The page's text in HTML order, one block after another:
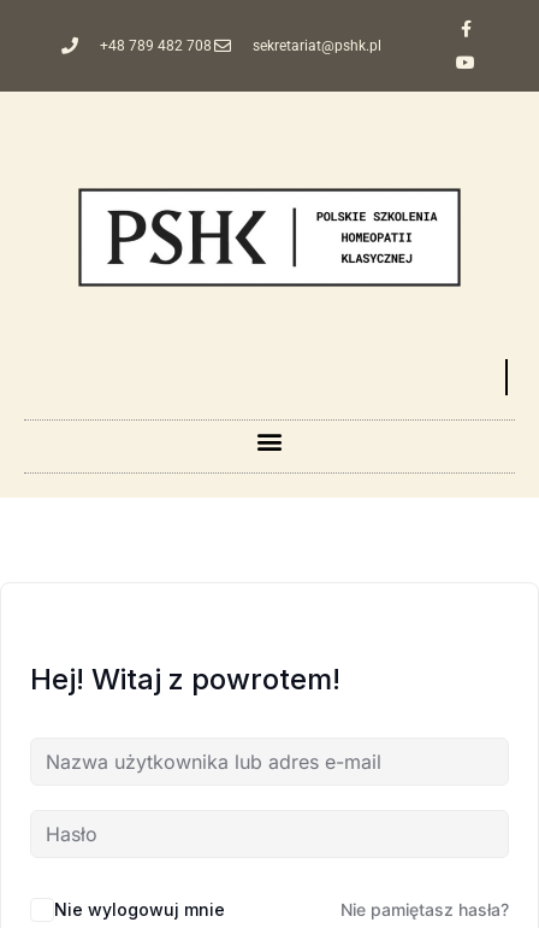
+48 789 482 708 sekretariat@pshk.pl
Hej! Witaj z powrotem!
Nie wylogowuj mnie Nie pamiętasz hasła?